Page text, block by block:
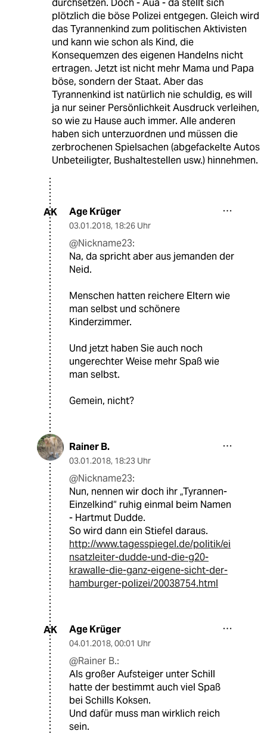
durchsetzen. Doch - Aua - da stellt sich
plötzlich die böse Polizei entgegen. Gleich wird
das Tyrannenkind zum politischen Aktivisten
und kann wie schon als Kind, die
Konsequemzen des eigenen Handelns nicht
ertragen. Jetzt ist nicht mehr Mama und Papa
böse, sondern der Staat. Aber das
Tyrannenkind ist natürlich nie schuldig, es will
ja nur seiner Persönlichkeit Ausdruck verleihen,
so wie zu Hause auch immer. Alle anderen
haben sich unterzuordnen und müssen die
zerbrochenen Spielsachen (abgefackelte Autos
Unbeteiligter, Bushaltestellen usw.) hinnehmen.
AK Age Krüger
03.01.2018, 18:26 Uhr
@Nickname23:
Na, da spricht aber aus jemanden der
Neid.
Menschen hatten reichere Eltern wie
man selbst und schönere
Kinderzimmer.
Und jetzt haben Sie auch noch
ungerechter Weise mehr Spaß wie
man selbst.
Gemein, nicht?
Rainer B.
03.01.2018, 18:23 Uhr
@Nickname23:
Nun, nennen wir doch ihr „Tyrannen-
Einzelkind“ ruhig einmal beim Namen
- Hartmut Dudde.
So wird dann ein Stiefel daraus.
http://www.tagesspiegel.de/politik/ei
nsatzleiter-dudde-und-die-g20-
krawalle-die-ganz-eigene-sicht-der-
hamburger-polizei/20038754.html
AK Age Krüger
04.01.2018, 00:01 Uhr
@Rainer B.:
Als großer Aufsteiger unter Schill
hatte der bestimmt auch viel Spaß
bei Schills Koksen.
Und dafür muss man wirklich reich
sein.